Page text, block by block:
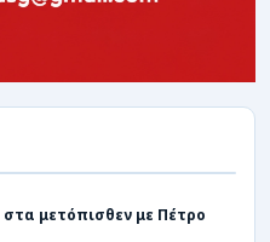
μετόπισθεν με Πέτρο